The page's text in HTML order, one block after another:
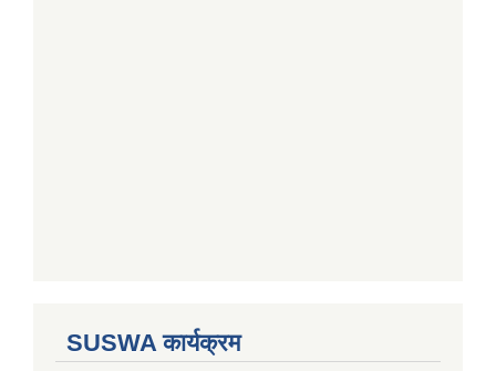
SUSWA कार्यक्रम